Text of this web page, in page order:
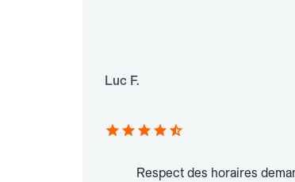
Luc F.
Respect des horaires